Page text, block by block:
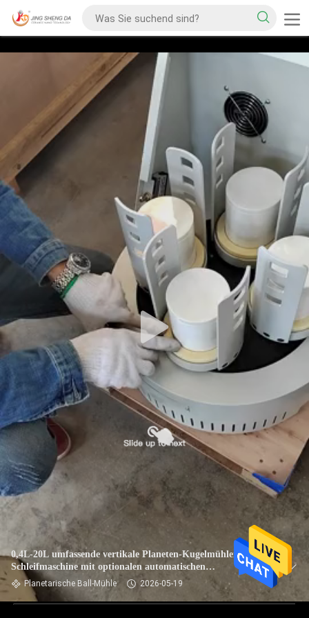
0,4L-20L umfassende vertikale Planeten-Kugelmühlen-
Schleifmaschine mit optionalen automatischen
Schmiervorrichtungen
Planetarische Ball-Mühle 2026-05-19